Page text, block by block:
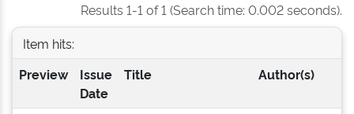
Results 1-1 of 1 (Search time: 0.002 seconds).
Item hits:
Preview
Issue
Date
Title Author(s)